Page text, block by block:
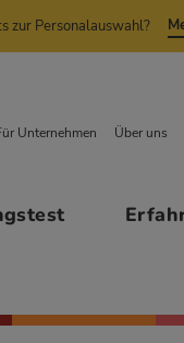
zur Personalauswahl?
Unternehmen Über uns